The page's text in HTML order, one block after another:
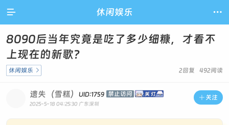
 休闲娱乐 
8090后当年究竟是吃了多少细糠，才看不
上现在的新歌？
2回复 492阅读
休闲娱乐 
 关注
遗失（雪糕） UID:1759 禁止访问
2025-5-18 04:25:30 广东深圳